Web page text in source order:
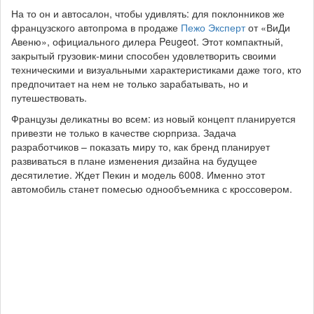
На то он и автосалон, чтобы удивлять: для поклонников же
французского автопрома в продаже Пежо Экспертот «ВиДи
Авеню», официального дилера Peugeot. Этот компактный,
закрытый грузовик-мини способен удовлетворить своими
техническими и визуальными характеристиками даже того, кто
предпочитает на нем не только зарабатывать, но и
путешествовать.
Французы деликатны во всем: из новый концепт планируется
привезти не только в качестве сюрприза. Задача
разработчиков – показать миру то, как бренд планирует
развиваться в плане изменения дизайна на будущее
десятилетие. Ждет Пекин и модель 6008. Именно этот
автомобиль станет помесью однообъемника с кроссовером.